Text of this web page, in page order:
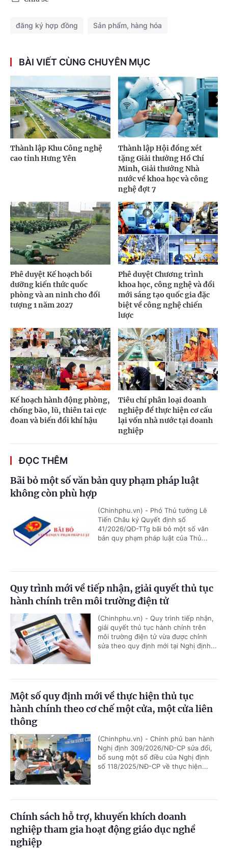
đăng ký hợp đồng Sản phẩm, hàng hóa
BÀI VIẾT CÙNG CHUYÊN MỤC
Thành lập Khu Công nghệ
cao tỉnh Hưng Yên
Thành lập Hội đồng xét
tặng Giải thưởng Hồ Chí
Minh, Giải thưởng Nhà
nước về khoa học và công
nghệ đợt 7
Phê duyệt Kế hoạch bồi
dưỡng kiến thức quốc
phòng và an ninh cho đối
tượng 1 năm 2027
Phê duyệt Chương trình
khoa học, công nghệ và đổi
mới sáng tạo quốc gia đặc
biệt về công nghệ chiến
lược
Kế hoạch hành động phòng,
chống bão, lũ, thiên tai cực
đoan và biến đổi khí hậu
Tiêu chí phân loại doanh
nghiệp để thực hiện cơ cấu
lại vốn nhà nước tại doanh
nghiệp
ĐỌC THÊM
Bãi bỏ một số văn bản quy phạm pháp luật
không còn phù hợp
(Chinhphu.vn) - Phó Thủ tướng Lê
Tiến Châu ký Quyết định số
41/2026/QĐ-TTg bãi bỏ một số văn
bản quy phạm pháp luật của Thủ...
Quy trình mới về tiếp nhận, giải quyết thủ tục
hành chính trên môi trường điện tử
(Chinhphu.vn) - Quy trình tiếp nhận,
giải quyết thủ tục hành chính trên
môi trường điện tử vừa được chỉnh
sửa theo quy định mới tại Nghị định...
Một số quy định mới về thực hiện thủ tục
hành chính theo cơ chế một cửa, một cửa liên
thông
(Chinhphu.vn) - Chính phủ ban hành
Nghị định 309/2026/NĐ-CP sửa đổi,
bổ sung một số điều của Nghị định
số 118/2025/NĐ-CP về thực hiện...
Chính sách hỗ trợ, khuyến khích doanh
nghiệp tham gia hoạt động giáo dục nghề
nghiệp